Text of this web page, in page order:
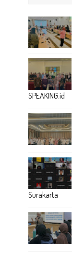
SPEAKING.id
Surakarta